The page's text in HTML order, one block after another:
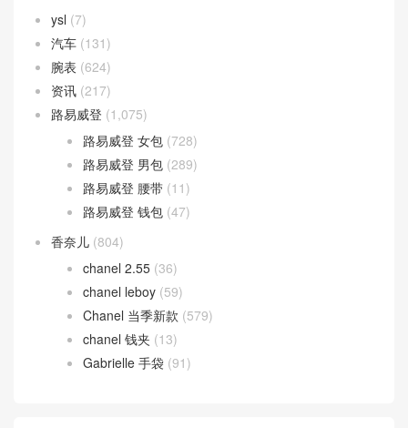
ysl (7)
汽车 (131)
腕表 (624)
资讯 (217)
路易威登 (1,075)
路易威登 女包 (728)
路易威登 男包 (289)
路易威登 腰带 (11)
路易威登 钱包 (47)
香奈儿 (804)
chanel 2.55 (36)
chanel leboy (59)
Chanel 当季新款 (579)
chanel 钱夹 (13)
Gabrielle 手袋 (91)